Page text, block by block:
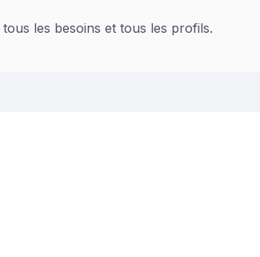
les besoins et tous les profils.